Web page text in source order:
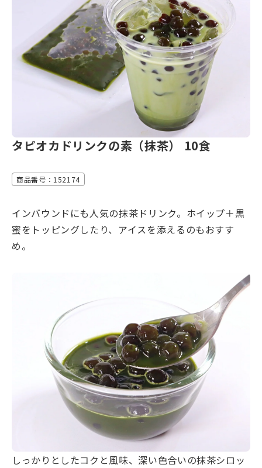
タピオカドリンクの素（抹茶） 10食
商品番号：152174
インバウンドにも人気の抹茶ドリンク。ホイップ＋黒
蜜をトッピングしたり、アイスを添えるのもおすす
め。
しっかりとしたコクと風味、深い色合いの抹茶シロッ